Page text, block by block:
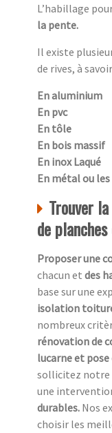
L’habillage
la pente.
Il existe
de rives, à
En aluminium
En pvc
En tôle
En bois massif
En inox Laqué
En métal ou
Trouver
de
Proposer une
chacun et des
base sur une
isolation
nombreux
rénovation de
lucarne et pose
sollicitez notre
une
durables. Nos
choisir les